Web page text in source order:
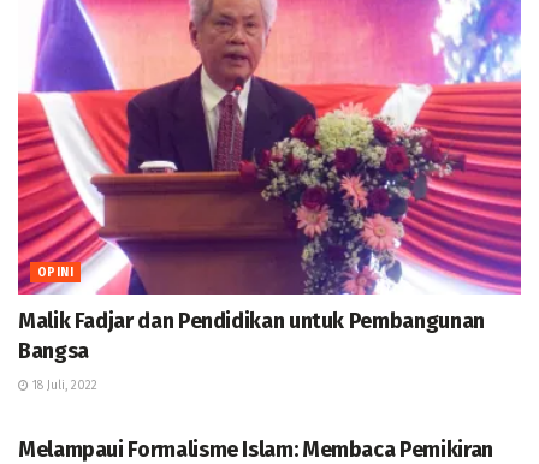
OPINI
Malik Fadjar dan Pendidikan untuk Pembangunan
Bangsa
18 Juli, 2022
Melampaui Formalisme Islam: Membaca Pemikiran